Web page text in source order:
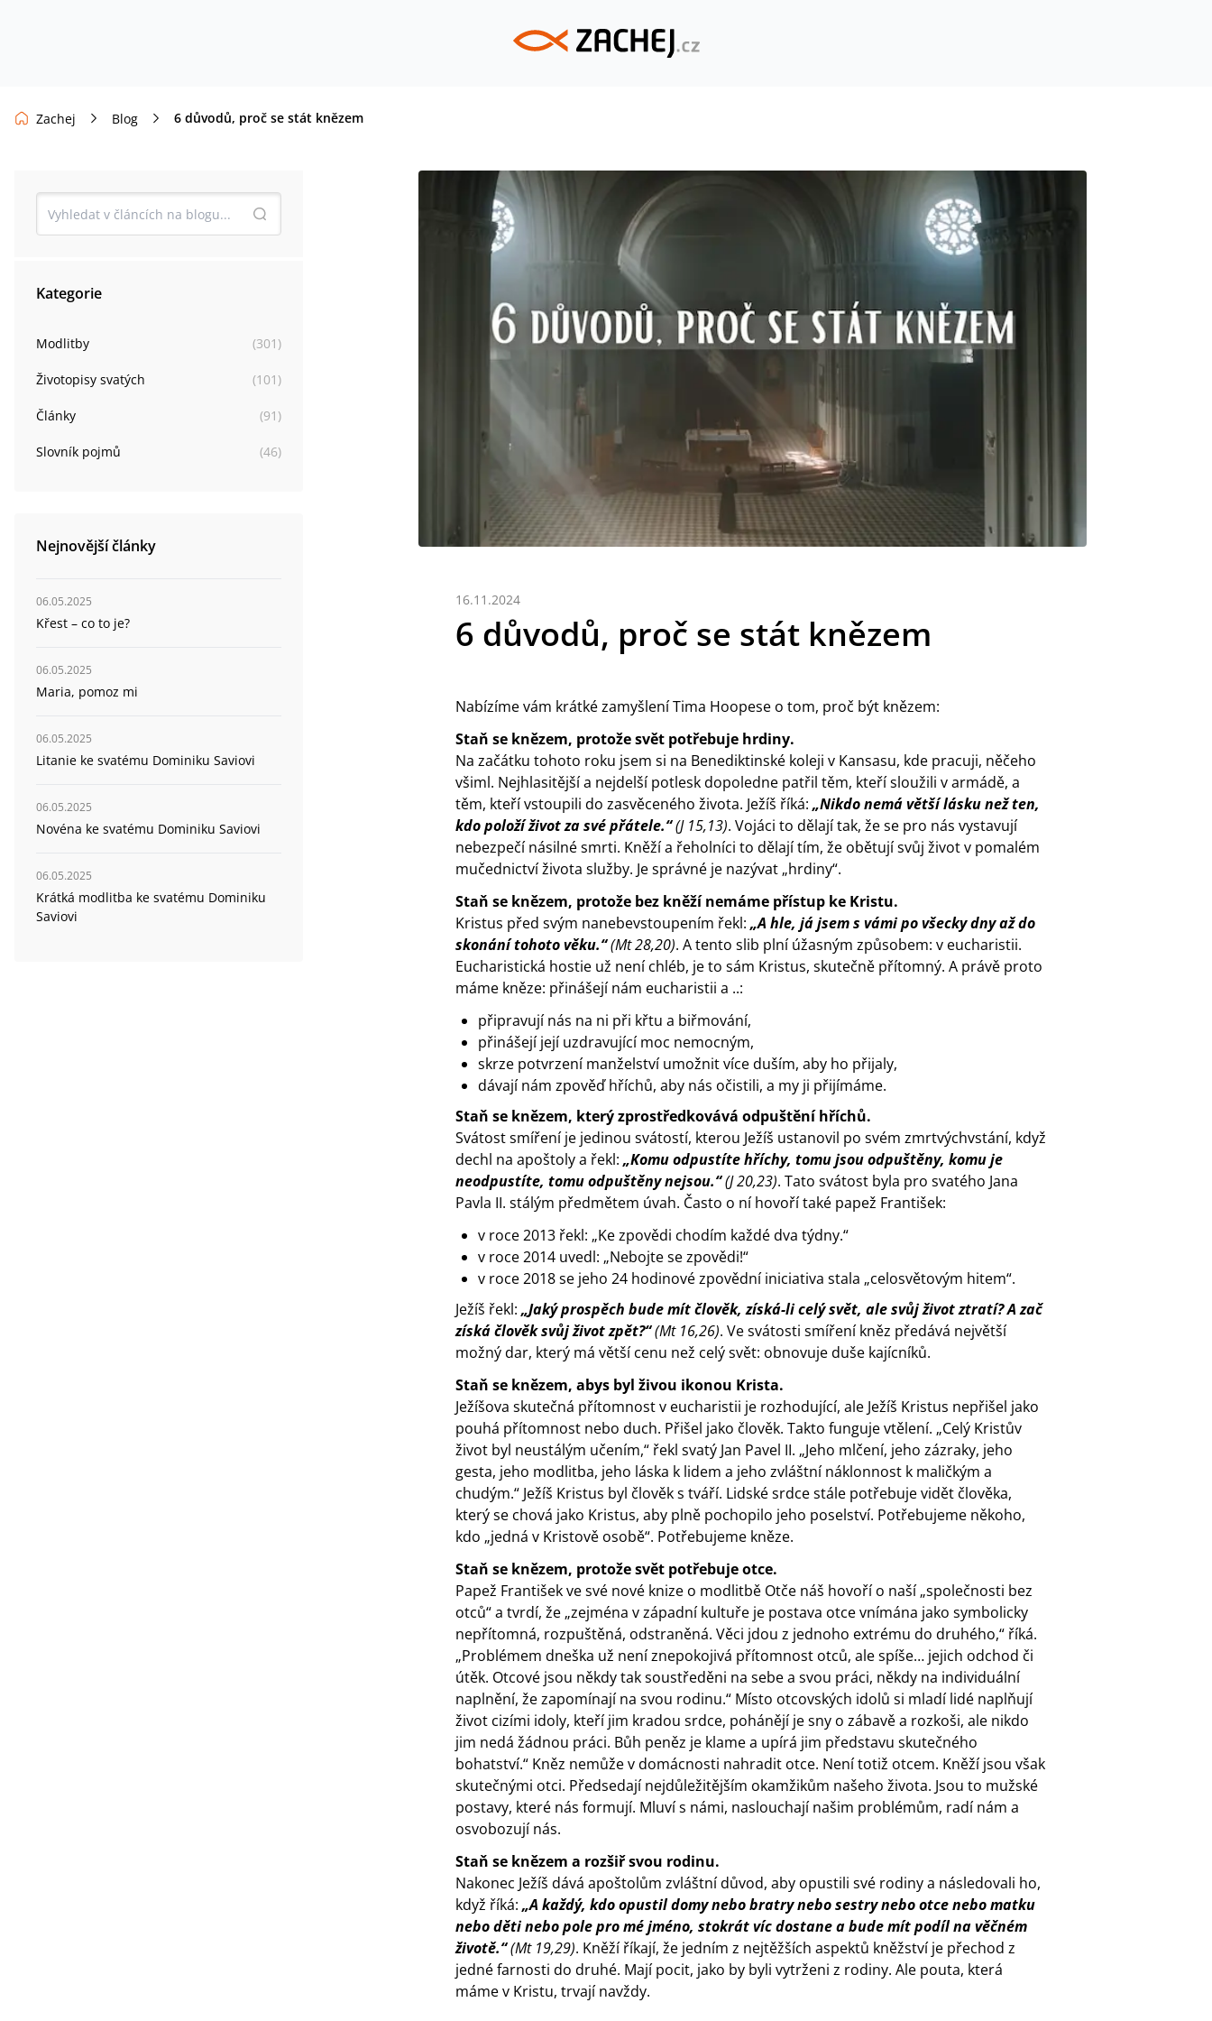
Zachej Blog 6 důvodů, proč se stát knězem
Kategorie
Modlitby (301 )
Životopisy svatých (101 )
Články (91 )
Slovník pojmů (46)
Nejnovější články
06.05.2025
Křest – co to je?
06.05.2025
Maria, pomoz mi
06.05.2025
Litanie ke svatému Dominiku Saviovi
06.05.2025
Novéna ke svatému Dominiku Saviovi
06.05.2025
Krátká modlitba ke svatému Dominiku
Saviovi
16.11.2024
6 důvodů, proč se stát knězem
Nabízíme vám krátké zamyšlení Tima Hoopese o tom, proč být knězem:
Staň se knězem, protože svět potřebuje hrdiny.
Na začátku tohoto roku jsem si na Benediktinské koleji v Kansasu, kde pracuji, něčeho
všiml. Nejhlasitější a nejdelší potlesk dopoledne patřil těm, kteří sloužili v armádě, a
těm, kteří vstoupili do zasvěceného života. Ježíš říká: „Nikdo nemá větší lásku než ten,
kdo položí život za své přátele.“(J 15,13). Vojáci to dělají tak, že se pro nás vystavují
nebezpečí násilné smrti. Kněží a řeholníci to dělají tím, že obětují svůj život v pomalém
mučednictví života služby. Je správné je nazývat „hrdiny“.
Staň se knězem, protože bez kněží nemáme přístup ke Kristu.
Kristus před svým nanebevstoupením řekl: „A hle, já jsem s vámi po všecky dny až do
skonání tohoto věku.“(Mt 28,20). A tento slib plní úžasným způsobem: v eucharistii.
Eucharistická hostie už není chléb, je to sám Kristus, skutečně přítomný. A právě proto
máme kněze: přinášejí nám eucharistii a ..:
připravují nás na ni při křtu a biřmování,
přinášejí její uzdravující moc nemocným,
skrze potvrzení manželství umožnit více duším, aby ho přijaly,
dávají nám zpověď hříchů, aby nás očistili, a my ji přijímáme.
Staň se knězem, který zprostředkovává odpuštění hříchů.
Svátost smíření je jedinou svátostí, kterou Ježíš ustanovil po svém zmrtvýchvstání, když
dechl na apoštoly a řekl: „Komu odpustíte hříchy, tomu jsou odpuštěny, komu je
neodpustíte, tomu odpuštěny nejsou.“(J 20,23). Tato svátost byla pro svatého Jana
Pavla II. stálým předmětem úvah. Často o ní hovoří také papež František:
v roce 2013 řekl: „Ke zpovědi chodím každé dva týdny.“
v roce 2014 uvedl: „Nebojte se zpovědi!“
v roce 2018 se jeho 24 hodinové zpovědní iniciativa stala „celosvětovým hitem“.
Ježíš řekl: „Jaký prospěch bude mít člověk, získá-li celý svět, ale svůj život ztratí? A zač
získá člověk svůj život zpět?“(Mt 16,26). Ve svátosti smíření kněz předává největší
možný dar, který má větší cenu než celý svět: obnovuje duše kajícníků.
Staň se knězem, abys byl živou ikonou Krista.
Ježíšova skutečná přítomnost v eucharistii je rozhodující, ale Ježíš Kristus nepřišel jako
pouhá přítomnost nebo duch. Přišel jako člověk. Takto funguje vtělení. „Celý Kristův
život byl neustálým učením,“ řekl svatý Jan Pavel II. „Jeho mlčení, jeho zázraky, jeho
gesta, jeho modlitba, jeho láska k lidem a jeho zvláštní náklonnost k maličkým a
chudým.“ Ježíš Kristus byl člověk s tváří. Lidské srdce stále potřebuje vidět člověka,
který se chová jako Kristus, aby plně pochopilo jeho poselství. Potřebujeme někoho,
kdo „jedná v Kristově osobě“. Potřebujeme kněze.
Staň se knězem, protože svět potřebuje otce.
Papež František ve své nové knize o modlitbě Otče náš hovoří o naší „společnosti bez
otců“ a tvrdí, že „zejména v západní kultuře je postava otce vnímána jako symbolicky
nepřítomná, rozpuštěná, odstraněná. Věci jdou z jednoho extrému do druhého,“ říká.
„Problémem dneška už není znepokojivá přítomnost otců, ale spíše… jejich odchod či
útěk. Otcové jsou někdy tak soustředěni na sebe a svou práci, někdy na individuální
naplnění, že zapomínají na svou rodinu.“ Místo otcovských idolů si mladí lidé naplňují
život cizími idoly, kteří jim kradou srdce, pohánějí je sny o zábavě a rozkoši, ale nikdo
jim nedá žádnou práci. Bůh peněz je klame a upírá jim představu skutečného
bohatství.“ Kněz nemůže v domácnosti nahradit otce. Není totiž otcem. Kněží jsou však
skutečnými otci. Předsedají nejdůležitějším okamžikům našeho života. Jsou to mužské
postavy, které nás formují. Mluví s námi, naslouchají našim problémům, radí nám a
osvobozují nás.
Staň se knězem a rozšiř svou rodinu.
Nakonec Ježíš dává apoštolům zvláštní důvod, aby opustili své rodiny a následovali ho,
když říká: „A každý, kdo opustil domy nebo bratry nebo sestry nebo otce nebo matku
nebo děti nebo pole pro mé jméno, stokrát víc dostane a bude mít podíl na věčném
životě.“(Mt 19,29). Kněží říkají, že jedním z nejtěžších aspektů kněžství je přechod z
jedné farnosti do druhé. Mají pocit, jako by byli vytrženi z rodiny. Ale pouta, která
máme v Kristu, trvají navždy.